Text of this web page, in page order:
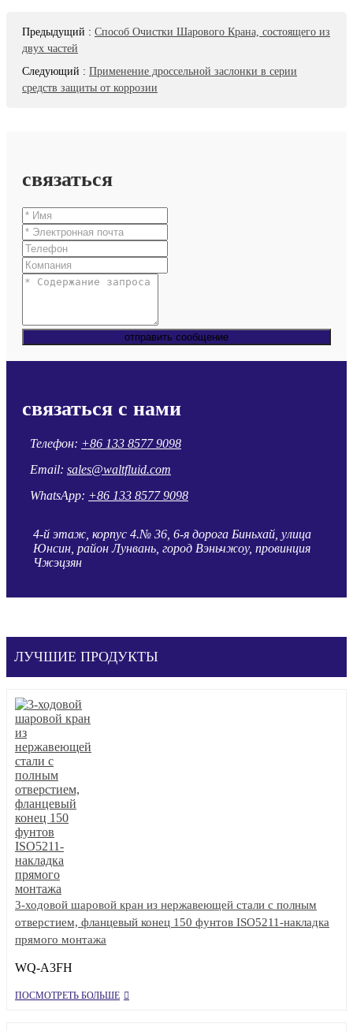
Предыдущий : Способ Очистки Шарового Крана, состоящего из
двух частей
Следующий : Применение дроссельной заслонки в серии
средств защиты от коррозии
связаться
отправить сообщение
связаться с нами
Телефон: +86 133 8577 9098
Email: sales@waltfluid.com
WhatsApp: +86 133 8577 9098
4-й этаж, корпус 4.№ 36, 6-я дорога Биньхай, улица
Юнсин, район Лунвань, город Вэньчжоу, провинция
Чжэцзян
ЛУЧШИЕ ПРОДУКТЫ
3-ходовой шаровой кран из нержавеющей стали с полным
отверстием, фланцевый конец 150 фунтов ISO5211-накладка
прямого монтажа
WQ-A3FH
ПОСМОТРЕТЬ БОЛЬШЕ